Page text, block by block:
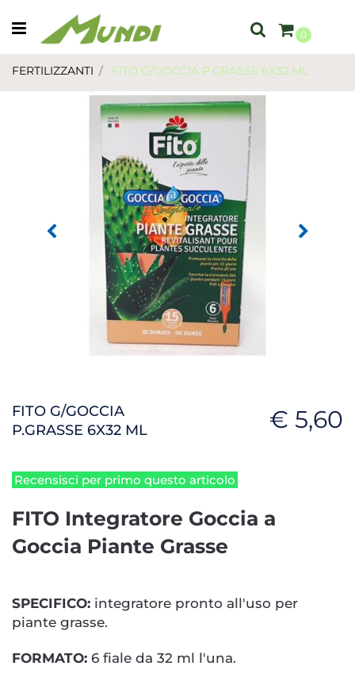
Open menu
0
FERTILIZZANTI FITO G/GOCCIA P.GRASSE 6X32 ML
FITO G/GOCCIA
P.GRASSE 6X32 ML
€ 5,60
Recensisci per primo questo articolo
FITO Integratore Goccia a
Goccia Piante Grasse
SPECIFICO: integratore pronto all'uso per
piante grasse.
FORMATO: 6 fiale da 32 ml l'una.